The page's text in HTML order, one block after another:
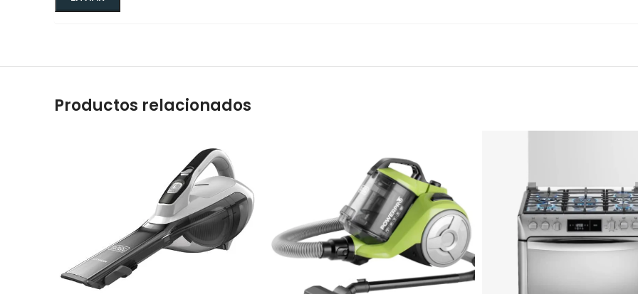
Productos relacionados